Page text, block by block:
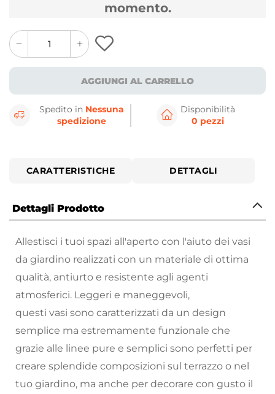
momento.
quantity
button
quantity
minus
button
AGGIUNGI AL CARRELLO
Spedito in Nessuna
spedizione
Disponibilità
0 pezzi
CARATTERISTICHE DETTAGLI
Dettagli Prodotto
Allestisci i tuoi spazi all'aperto con l'aiuto dei vasi
da giardino realizzati con un materiale di ottima
qualità, antiurto e resistente agli agenti
atmosferici. Leggeri e maneggevoli,
questi vasi sono caratterizzati da un design
semplice ma estremamente funzionale che
grazie alle linee pure e semplici sono perfetti per
creare splendide composizioni sul terrazzo o nel
tuo giardino, ma anche per decorare con gusto il